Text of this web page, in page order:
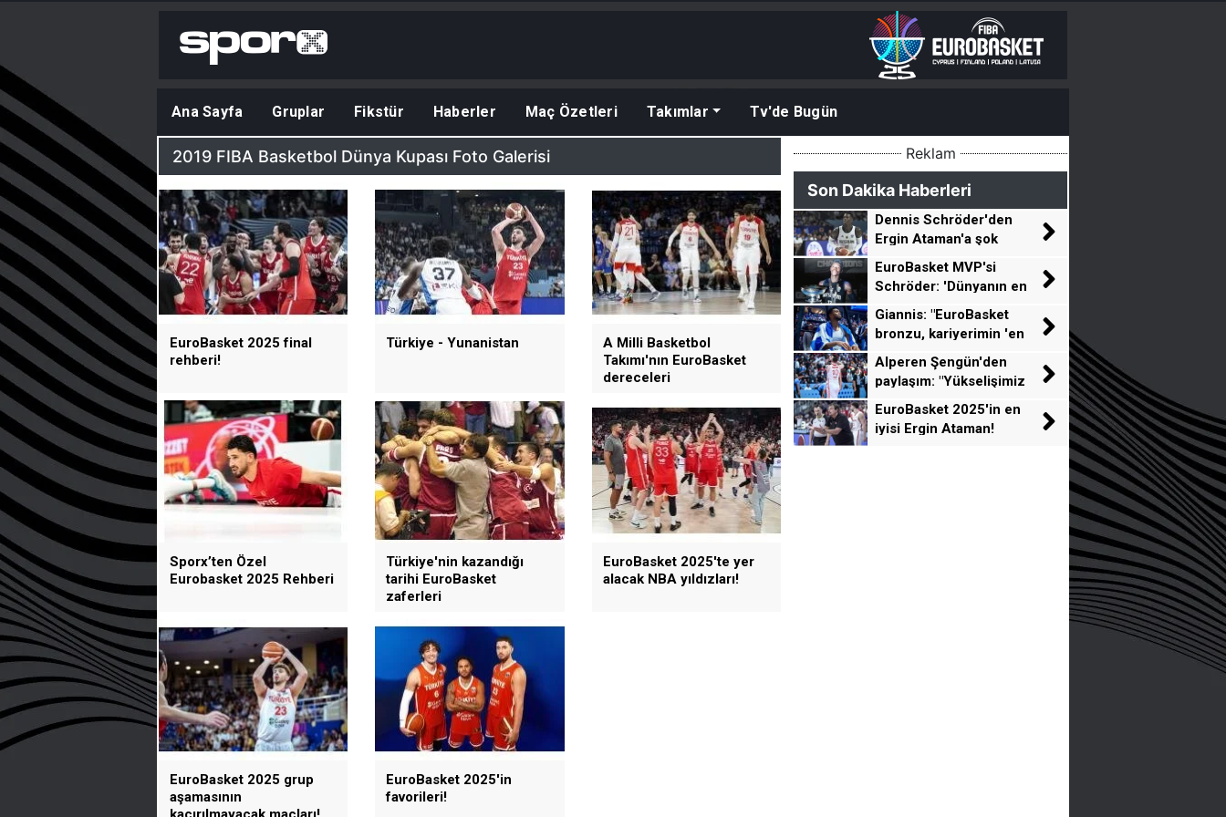
Ana Sayfa Gruplar Fikstür Haberler Maç Özetleri Takımlar Tv'de Bugün
2019 FIBA Basketbol Dünya Kupası Foto Galerisi
EuroBasket 2025 final
rehberi!
Türkiye - Yunanistan
A Milli Basketbol
Takımı'nın EuroBasket
dereceleri
Sporx’ten Özel
Eurobasket 2025 Rehberi
Türkiye'nin kazandığı
tarihi EuroBasket
zaferleri
EuroBasket 2025'te yer
alacak NBA yıldızları!
EuroBasket 2025 grup
aşamasının
EuroBasket 2025'in
favorileri!
Reklam
Son Dakika Haberleri
Dennis Schröder'den
Ergin Ataman'a şok
sözler!
EuroBasket MVP'si
Schröder: 'Dünyanın en
iyi beş oyuncusu
Avrupa'dan geliyor'
Giannis: "EuroBasket
bronzu, kariyerimin 'en
büyük başarısı'"
Alperen Şengün'den
paylaşım: "Yükselişimiz
devam edecek"
EuroBasket 2025'in en
iyisi Ergin Ataman!